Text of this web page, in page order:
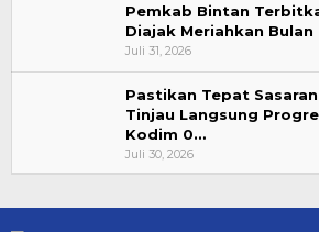
Pemkab Bintan
Diajak Meriahkan
Juli 31, 2026
Pastikan Tepat
Tinjau Langsung
Kodim 0…
Juli 30, 2026